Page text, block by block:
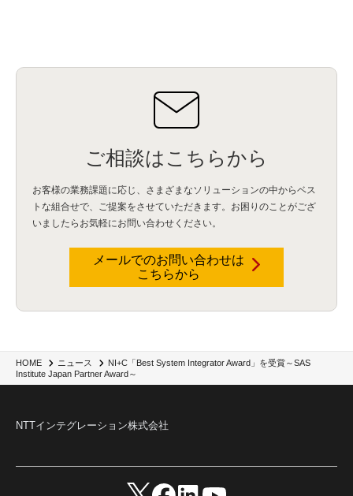
HOME ニュース
NI+C「Best System Integrator Award」を受賞～SAS
Institute Japan Partner Award～
ご相談はこちらから
お客様の業務課題に応じ、さまざまなソリューションの中からベス
トな組合せで、 ご提案をさせていただきます。お困りのことがござ
いましたらお気軽にお問い合わせください。
メールでのお問い合わせは
こちらから
NTTインテグレーション株式会社